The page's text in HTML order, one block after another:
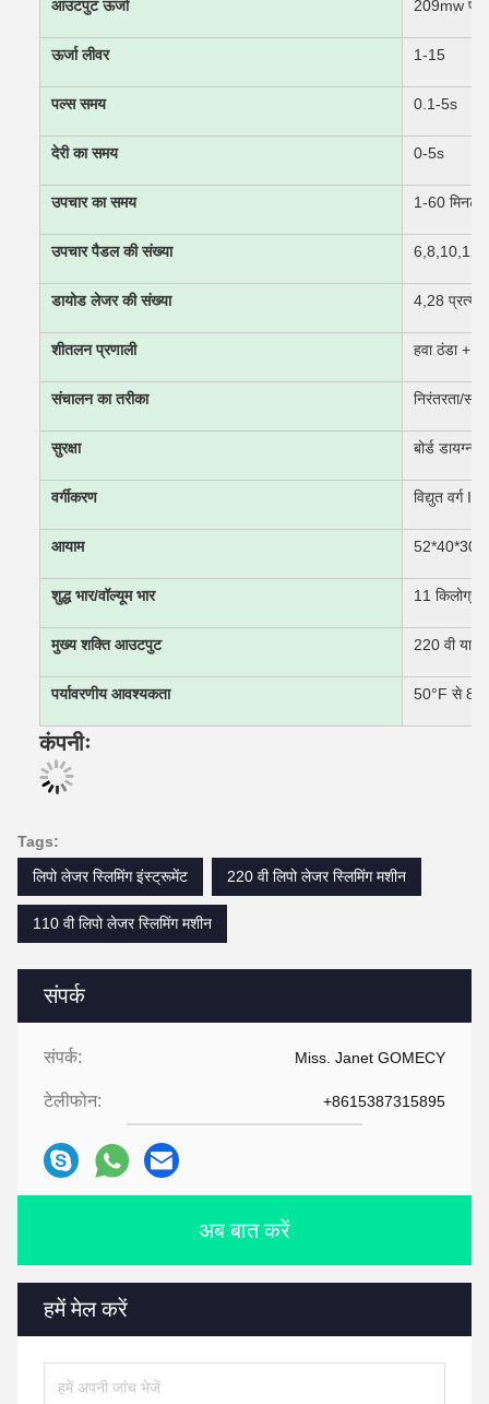
संपर्क
संपर्क: Miss. Janet GOMECY
टेलीफोन: +8615387315895
अब बात करें
हमें मेल करें
आउटपुट ऊर्जा 209mw
ऊर्जा लीवर 1-15
पल्स समय 0.1-5s
देरी का समय 0-5s
उपचार का समय 1-60 मिनट
उपचार पैडल की संख्या
डायोड लेजर की संख्या 4,28
शीतलन प्रणाली हवा ठंडा +
संचालन का तरीका निरंतरता/
सुरक्षा बोर्ड
वर्गीकरण विद्युत वर्ग I,
आयाम 52*40*30
शुद्ध भार/वॉल्यूम भार 11
मुख्य शक्ति आउटपुट 220 वी या
पर्यावरणीय आवश्यकता 50°F से
कंपनीः
Tags:
लिपो लेजर स्लिमिंग इंस्ट्रूमेंट
220 वी लिपो लेजर स्लिमिंग मशीन
110 वी लिपो लेजर स्लिमिंग मशीन